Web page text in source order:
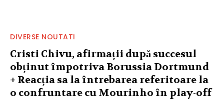
DIVERSE NOUTATI
Cristi Chivu, afirmații după succesul
obținut împotriva Borussia Dortmund
+ Reacția sa la întrebarea referitoare la
o confruntare cu Mourinho în play-off